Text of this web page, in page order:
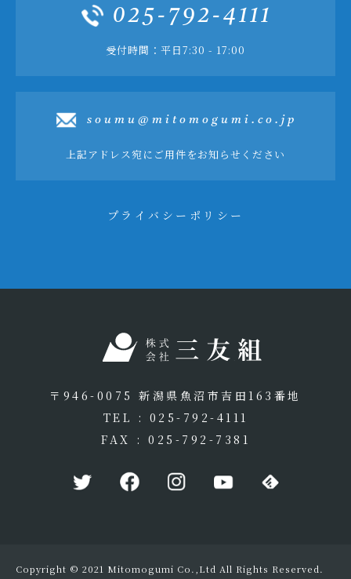
025-792-4111
受付時間：平日7:30 - 17:00
soumu@mitomogumi.co.jp
上記アドレス宛にご用件をお知らせください
プライバシーポリシー
〒946-0075 新潟県魚沼市吉田163番地
TEL : 025-792-4111
FAX : 025-792-7381
Copyright © 2021 Mitomogumi Co.,Ltd All Rights Reserved.